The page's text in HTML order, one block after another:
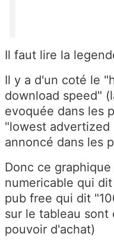
Il faut lire la
Il y a d'un coté le
download speed"
evoquée dans les
"lowest advertized
annoncé dans les
Donc ce
numericable qui
pub free qui dit
sur le tableau
pouvoir d'achat)